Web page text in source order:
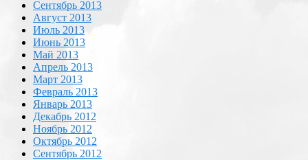
Сентябрь 2013
Август 2013
Июль 2013
Июнь 2013
Май 2013
Апрель 2013
Март 2013
Февраль 2013
Январь 2013
Декабрь 2012
Ноябрь 2012
Октябрь 2012
Сентябрь 2012